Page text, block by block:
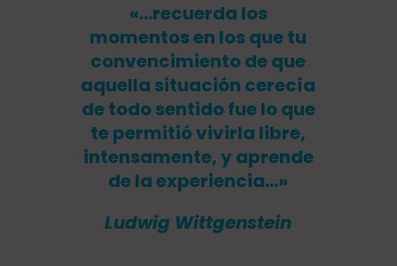
«…recuerda los
momentos en los que tu
convencimiento de que
aquella situación cerecía
de todo sentido fue lo que
te permitió vivirla libre,
intensamente, y aprende
de la experiencia…»
Ludwig Wittgenstein